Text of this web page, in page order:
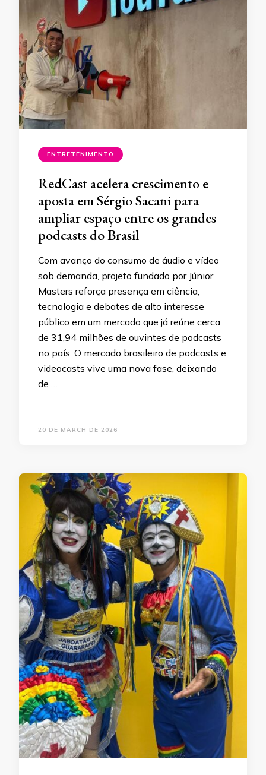
ENTRETENIMENTO
RedCast acelera crescimento e
aposta em Sérgio Sacani para
ampliar espaço entre os grandes
podcasts do Brasil
Com avanço do consumo de áudio e vídeo
sob demanda, projeto fundado por Júnior
Masters reforça presença em ciência,
tecnologia e debates de alto interesse
público em um mercado que já reúne cerca
de 31,94 milhões de ouvintes de podcasts
no país. O mercado brasileiro de podcasts e
videocasts vive uma nova fase, deixando
de …
20 DE MARCH DE 2026